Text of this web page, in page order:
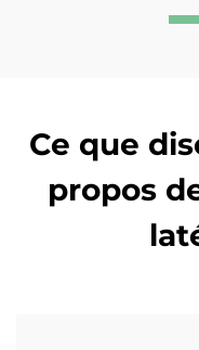
Ce que
propos